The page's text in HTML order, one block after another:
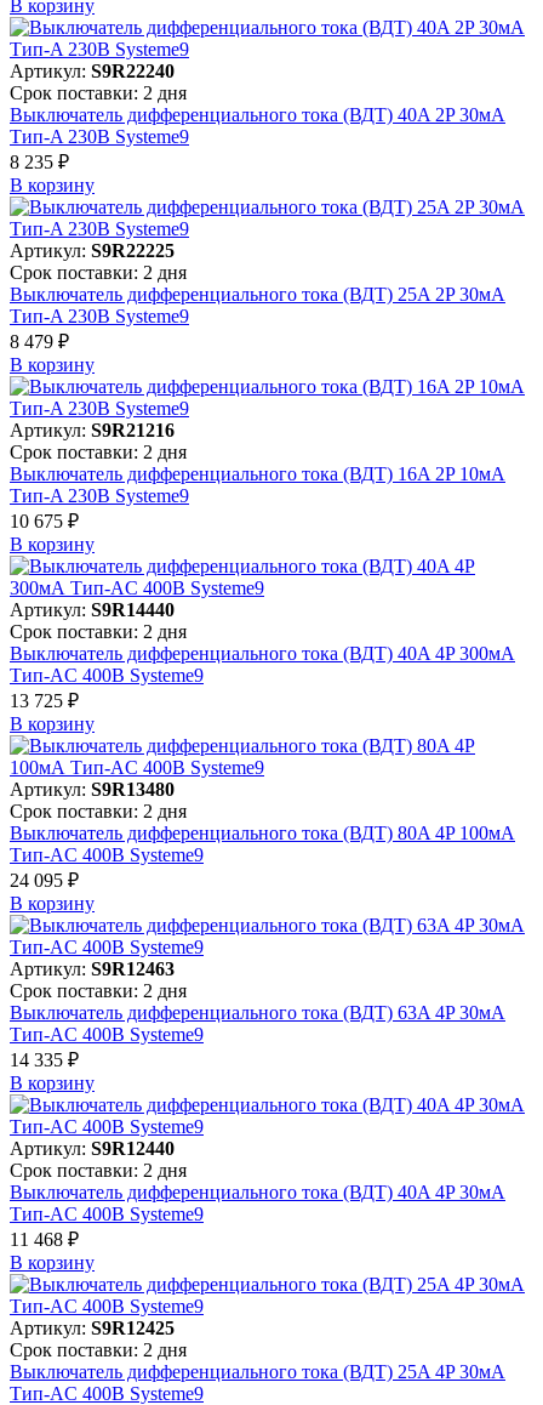
В корзинy
Артикул: S9R22240
Срок поставки: 2 дня
Выключатель дифференциального тока (ВДТ) 40A 2P 30мА
Тип-A 230В Systeme9
8 235 ₽
В корзинy
Артикул: S9R22225
Срок поставки: 2 дня
Выключатель дифференциального тока (ВДТ) 25A 2P 30мА
Тип-A 230В Systeme9
8 479 ₽
В корзинy
Артикул: S9R21216
Срок поставки: 2 дня
Выключатель дифференциального тока (ВДТ) 16A 2P 10мА
Тип-A 230В Systeme9
10 675 ₽
В корзинy
Артикул: S9R14440
Срок поставки: 2 дня
Выключатель дифференциального тока (ВДТ) 40A 4P 300мА
Тип-AC 400В Systeme9
13 725 ₽
В корзинy
Артикул: S9R13480
Срок поставки: 2 дня
Выключатель дифференциального тока (ВДТ) 80A 4P 100мА
Тип-AC 400В Systeme9
24 095 ₽
В корзинy
Артикул: S9R12463
Срок поставки: 2 дня
Выключатель дифференциального тока (ВДТ) 63A 4P 30мА
Тип-AC 400В Systeme9
14 335 ₽
В корзинy
Артикул: S9R12440
Срок поставки: 2 дня
Выключатель дифференциального тока (ВДТ) 40A 4P 30мА
Тип-AC 400В Systeme9
11 468 ₽
В корзинy
Артикул: S9R12425
Срок поставки: 2 дня
Выключатель дифференциального тока (ВДТ) 25A 4P 30мА
Тип-AC 400В Systeme9